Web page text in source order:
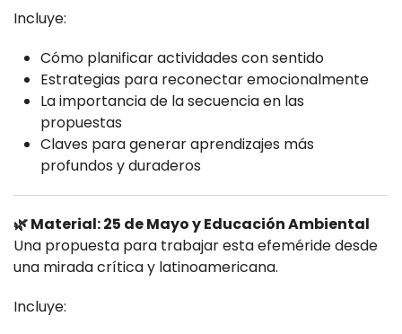
Incluye:
Cómo planificar actividades con sentido
Estrategias para reconectar emocionalmente
La importancia de la secuencia en las
propuestas
Claves para generar aprendizajes más
profundos y duraderos
🌿 Material: 25 de Mayo y Educación Ambiental
Una propuesta para trabajar esta efeméride desde
una mirada crítica y latinoamericana.
Incluye: